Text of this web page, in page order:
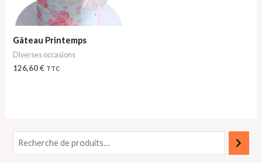
Gâteau Printemps
Diverses occasions
126,60€ TTC
rr